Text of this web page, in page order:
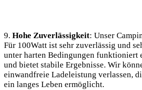
9. Hohe Zuverlässigkeit: Unser
Für 100Watt ist sehr zuverlässig und
unter harten Bedingungen funktioniert
und bietet stabile Ergebnisse. Wir
einwandfreie Ladeleistung verlassen,
ein langes Leben⁤ ermöglicht.